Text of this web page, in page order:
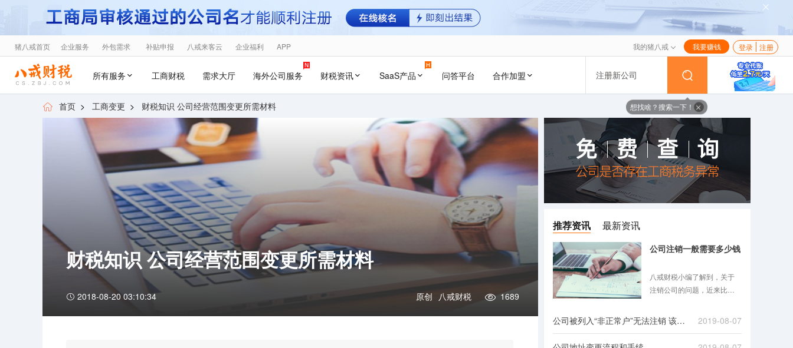
猪八戒首页 企业服务 外包需求 补贴申报 八戒来客云 企业福利 APP 我的猪八戒 我要赚钱 登录 注册
所有服务 工商财税 需求大厅 海外公司服务 财税资讯 SaaS产品 问答平台 合作加盟 注册新公司
想找啥？搜索一下！
首页 > 工商变更 > 财税知识 公司经营范围变更所需材料
财税知识 公司经营范围变更所需材料
2018-08-20 03:10:34 原创 八戒财税 1689
推荐资讯 最新资讯
公司注销一般需要多少钱
八戒财税小编了解到，关于
注销公司的问题，近来比较
家都在讨论是否需要在2018
年底把不经营的公司注销
公司被列入“非正常户”无法注销 该如何处理 2019-08-07